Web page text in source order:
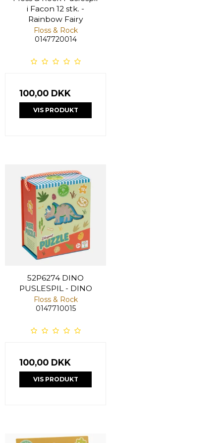
i Facon 12 stk. -
Rainbow Fairy
Floss & Rock
0147720014
100,00 DKK
VIS PRODUKT
52P6274 DINO
PUSLESPIL - DINO
Floss & Rock
0147710015
100,00 DKK
VIS PRODUKT